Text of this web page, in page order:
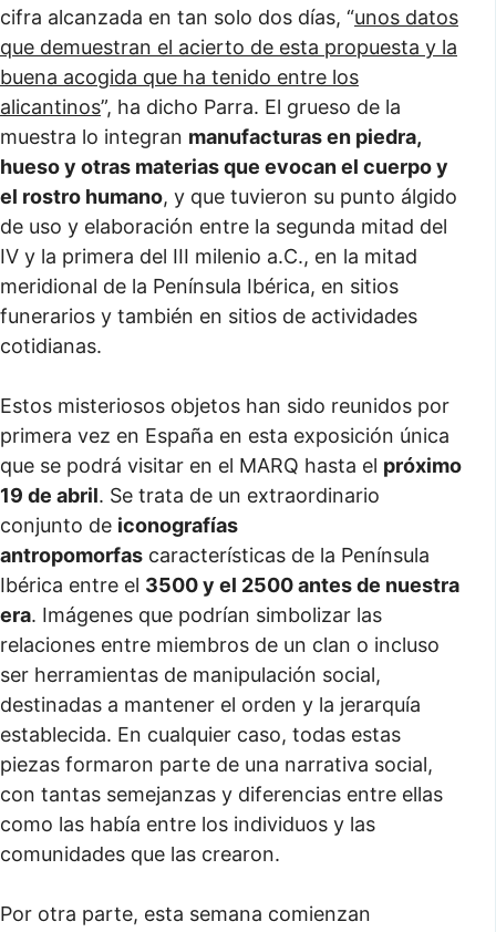
cifra alcanzada en tan solo dos días, “unos datos
que demuestran el acierto de esta propuesta y la
buena acogida que ha tenido entre los
alicantinos”, ha dicho Parra. El grueso de la
muestra lo integran manufacturas en piedra,
hueso y otras materias que evocan el cuerpo y
el rostro humano, y que tuvieron su punto álgido
de uso y elaboración entre la segunda mitad del
IV y la primera del III milenio a.C., en la mitad
meridional de la Península Ibérica, en sitios
funerarios y también en sitios de actividades
cotidianas.
Estos misteriosos objetos han sido reunidos por
primera vez en España en esta exposición única
que se podrá visitar en el MARQ hasta el próximo
19 de abril. Se trata de un extraordinario
conjunto de iconografías
antropomorfas características de la Península
Ibérica entre el 3500 y el 2500 antes de nuestra
era. Imágenes que podrían simbolizar las
relaciones entre miembros de un clan o incluso
ser herramientas de manipulación social,
destinadas a mantener el orden y la jerarquía
establecida. En cualquier caso, todas estas
piezas formaron parte de una narrativa social,
con tantas semejanzas y diferencias entre ellas
como las había entre los individuos y las
comunidades que las crearon.
Por otra parte, esta semana comienzan